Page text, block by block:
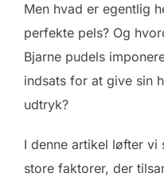
Men hvad er egentlig
perfekte pels? Og
Bjarne pudels
indsats for at give sin
udtryk?
I denne artikel løfter vi
store faktorer, der